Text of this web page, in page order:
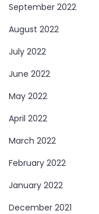
September 2022
August 2022
July 2022
June 2022
May 2022
April 2022
March 2022
February 2022
January 2022
December 2021